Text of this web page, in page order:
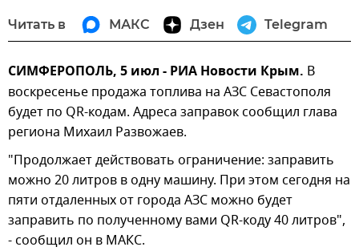
Читать в МАКС Дзен Telegram
СИМФЕРОПОЛЬ, 5 июл - РИА Новости Крым. В
воскресенье продажа топлива на АЗС Севастополя
будет по QR-кодам. Адреса заправок сообщил глава
региона Михаил Развожаев.
"Продолжает действовать ограничение: заправить
можно 20 литров в одну машину. ️При этом сегодня на
пяти отдаленных от города АЗС можно будет
заправить по полученному вами QR-коду 40 литров",
- сообщил он в МАКС.